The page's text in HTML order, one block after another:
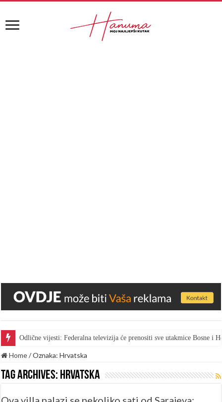
Gest za pohvalu: Bingo skratio vrijeme marketa kako bi radnici gledali
Home/Oznaka:Hrvatska
Tag Archives: Hrvatska